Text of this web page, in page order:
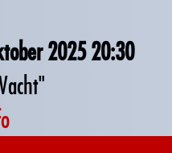
202520:30